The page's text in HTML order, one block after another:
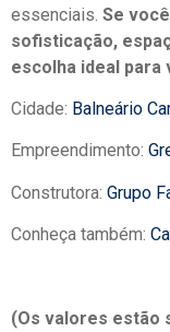
essenciais. Se
sofisticação,
escolha ideal
Cidade: Balneário
Empreendimento:
Construtora: Grupo
Conheça também:
(Os valores estão